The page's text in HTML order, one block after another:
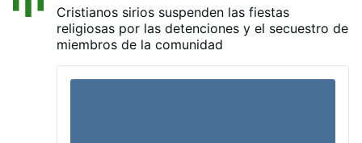
Cristianos sirios suspenden las fiestas
religiosas por las detenciones y el secuestro de
miembros de la comunidad